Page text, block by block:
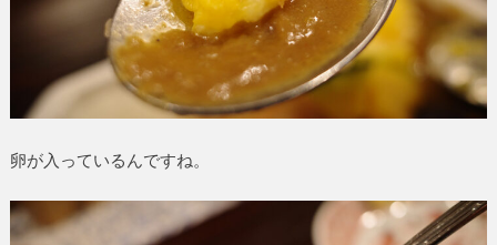
卵が入っているんですね。